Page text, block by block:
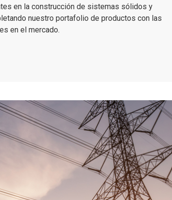
en la construcción de sistemas sólidos y
nuestro portafolio de productos con las
en el mercado.